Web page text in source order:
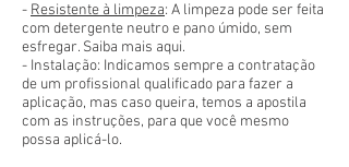
- Resistente à limpeza: A limpeza pode ser feita
com detergente neutro e pano úmido, sem
esfregar. Saiba mais aqui.
- Instalação: Indicamos sempre a contratação
de um profissional qualificado para fazer a
aplicação, mas caso queira, temos a apostila
com as instruções, para que você mesmo
possa aplicá-lo.